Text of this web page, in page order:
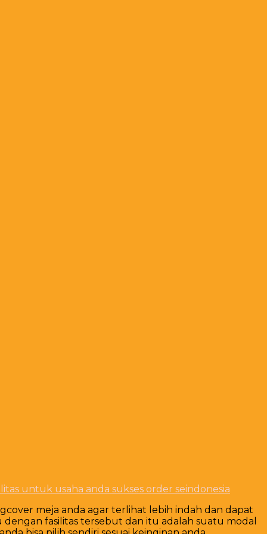
untuk usaha anda sukses order seindonesia
meja anda agar terlihat lebih indah dan dapat
fasilitas tersebut dan itu adalah suatu modal